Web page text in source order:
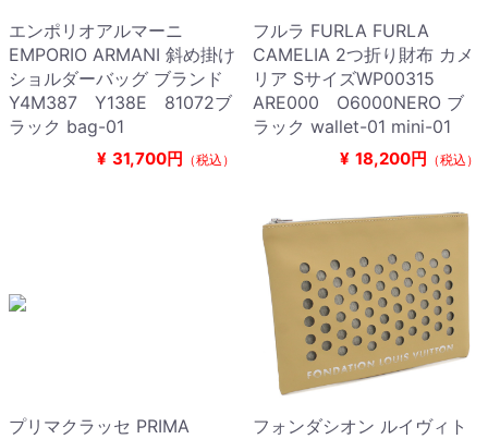
エンポリオアルマーニ
EMPORIO ARMANI 斜め掛け
ショルダーバッグ ブランド
Y4M387 Y138E 81072ブ
ラック bag-01
¥ 31,700円 （税込）
フルラ FURLA FURLA
CAMELIA 2つ折り財布 カメ
リア SサイズWP00315
ARE000 O6000NERO ブ
ラック wallet-01 mini-01
¥ 18,200円 （税込）
プリマクラッセ PRIMA
フォンダシオン ルイヴィト